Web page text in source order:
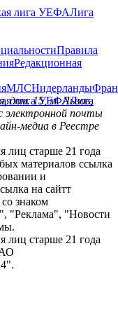
лига УЕФАЛига
Правила
Редакционная
МЛСНидерланды
лига УЕФАЛига
дом. 15, м. Львов,
электронной почты
медиа в Реестре
лиц старше 21 года
материалов ссылка
и
на сайтт
знаком
"Реклама", "Новости
лиц старше 21 года